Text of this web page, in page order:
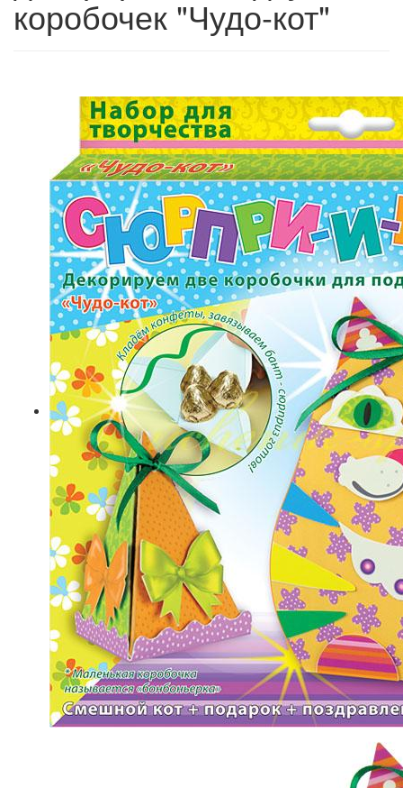
коробочек "Чудо-кот"